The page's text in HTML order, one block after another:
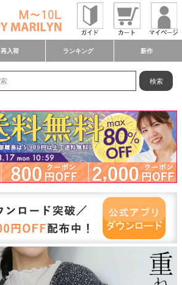
再入荷 ランキング 新作
検索